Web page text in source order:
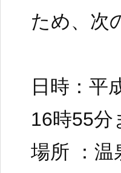
ため、次
日時：平
16時55分
場所 ：温